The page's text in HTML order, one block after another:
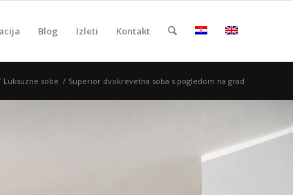
Blog Izleti Kontakt
Luksuzne sobe / Superior dvokrevetna soba s pogledom na grad